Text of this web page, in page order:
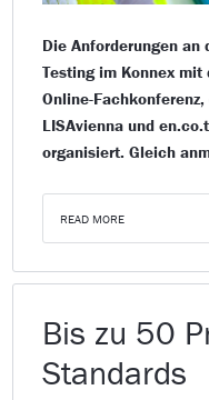
Die Anforderungen
Testing im Konnex mit
Online-
LISAvienna und
organisiert. Gleich
READ MORE
Bis zu 50
Standards